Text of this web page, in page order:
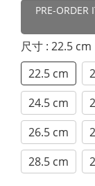
PRE-ORDER
尺寸 : 22.5 cm
22.5 cm
24.5 cm
26.5 cm
28.5 cm